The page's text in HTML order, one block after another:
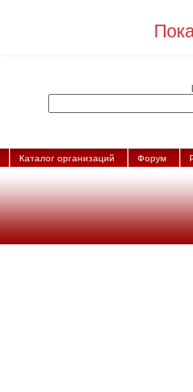
Каталог организаций Форум